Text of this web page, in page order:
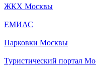
ЖКХ Москвы
ЕМИАС
Парковки Москвы
Туристический портал